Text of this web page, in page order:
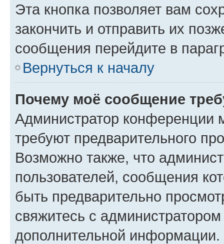
Эта кнопка позволяет вам
закончить и отправить их
сообщения перейдите в
Вернуться к началу
Почему моё сообщение
Администратор конференции
требуют предварительного
Возможно также, что
пользователей, сообщения
быть предварительно
свяжитесь с
дополнительной информации.